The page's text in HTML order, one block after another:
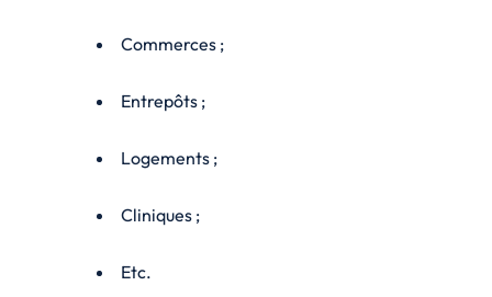
Commerces ;
Entrepôts ;
Logements ;
Cliniques ;
Etc.